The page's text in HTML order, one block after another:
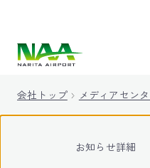
会社トップ メディアセン
お知らせ詳細